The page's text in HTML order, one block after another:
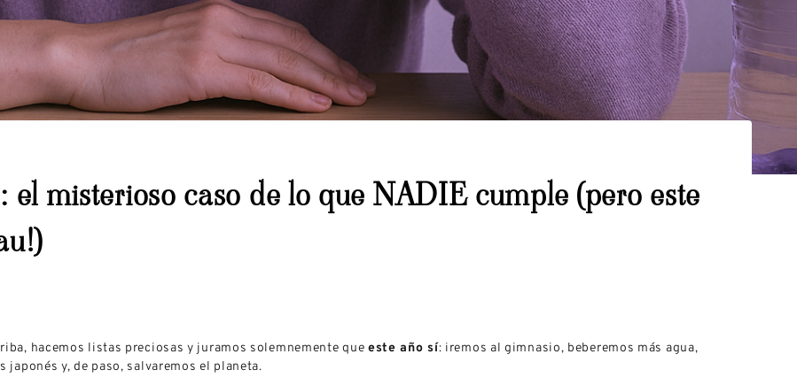
el misterioso caso de lo que NADIE cumple (pero este
hacemos listas preciosas y juramos solemnemente que este año sí: iremos al gimnasio, beberemos más agua,
y, de paso, salvaremos el planeta.